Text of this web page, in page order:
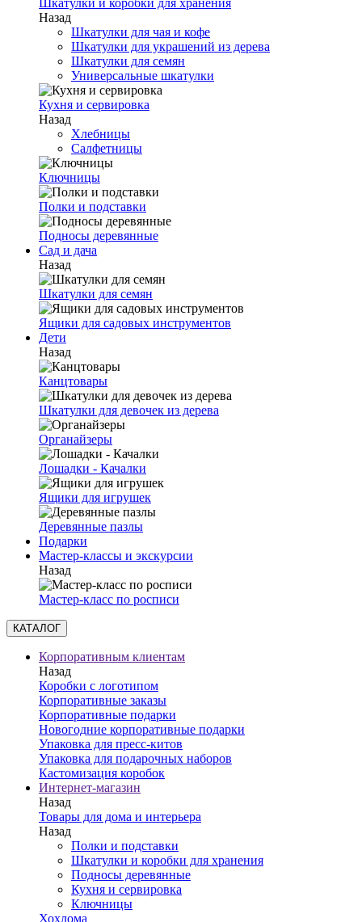
Шкатулки и коробки для хранения
Назад
Шкатулки для чая и кофе
Шкатулки для украшений из дерева
Шкатулки для семян
Универсальные шкатулки
Кухня и сервировка
Назад
Хлебницы
Салфетницы
Ключницы
Полки и подставки
Подносы деревянные
Сад и дача
Назад
Шкатулки для семян
Ящики для садовых инструментов
Дети
Назад
Канцтовары
Шкатулки для девочек из дерева
Органайзеры
Лошадки - Качалки
Ящики для игрушек
Деревянные пазлы
Подарки
Мастер-классы и экскурсии
Назад
Мастер-класс по росписи
КАТАЛОГ
Корпоративным клиентам
Назад
Коробки с логотипом
Корпоративные заказы
Корпоративные подарки
Новогодние корпоративные подарки
Упаковка для пресс-китов
Упаковка для подарочных наборов
Кастомизация коробок
Интернет-магазин
Назад
Товары для дома и интерьера
Назад
Полки и подставки
Шкатулки и коробки для хранения
Подносы деревянные
Кухня и сервировка
Ключницы
Хохлома